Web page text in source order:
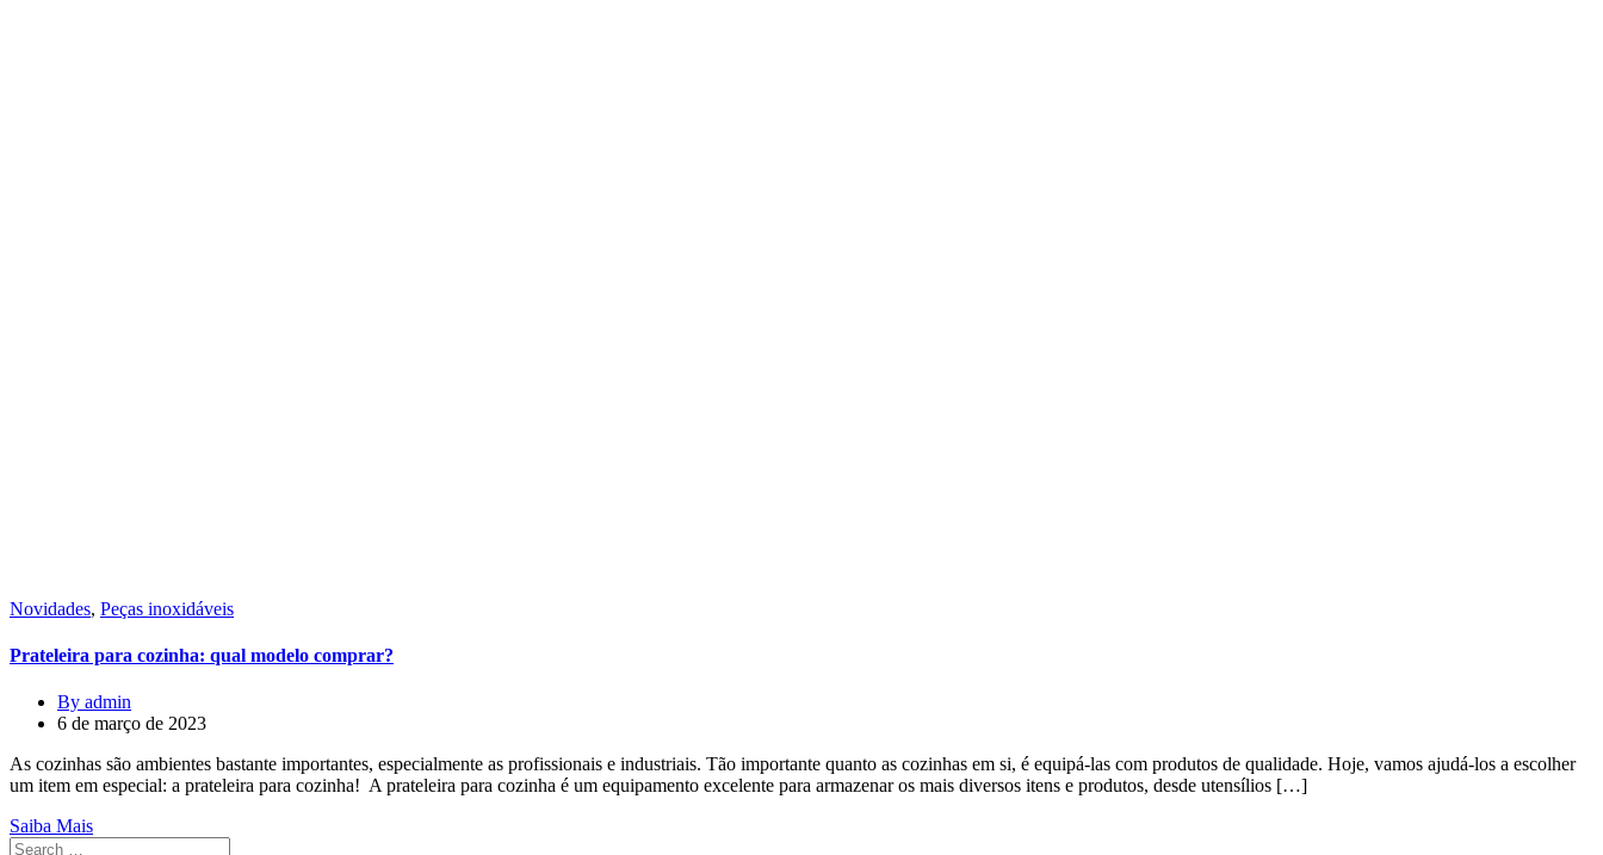
Novidades, Peças inoxidáveis
Prateleira para cozinha: qual modelo comprar?
By admin
6 de março de 2023
As cozinhas são ambientes bastante importantes, especialmente as profissionais e industriais. Tão importante quanto as cozinhas em si, é equipá-las com produtos de qualidade. Hoje, vamos ajudá-los a escolher
um item em especial: a prateleira para cozinha! A prateleira para cozinha é um equipamento excelente para armazenar os mais diversos itens e produtos, desde utensílios […]
Saiba Mais